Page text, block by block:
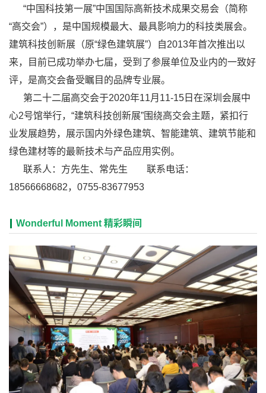
“中国科技第一展”中国国际高新技术成果交易会（简称
“高交会”），是中国规模最大、最具影响力的科技类展会。
建筑科技创新展（原“绿色建筑展”）自2013年首次推出以
来，目前已成功举办七届，受到了参展单位及业内的一致好
评，是高交会备受瞩目的品牌专业展。
第二十二届高交会于2020年11月11-15日在深圳会展中
心2号馆举行，“建筑科技创新展”围绕高交会主题，紧扣行
业发展趋势，展示国内外绿色建筑、智能建筑、建筑节能和
绿色建材等的最新技术与产品应用实例。
联系人：方先生、常先生 联系电话：
18566668682，0755-83677953
Wonderful Moment 精彩瞬间